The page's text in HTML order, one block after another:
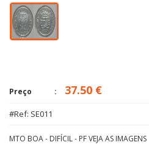
Preço 37.50 €
#Ref: SE011
MTO BOA - DIFÍCIL - PF VEJA AS IMAGENS